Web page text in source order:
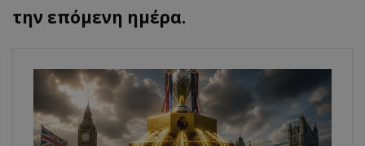
την επόμενη ημέρα.